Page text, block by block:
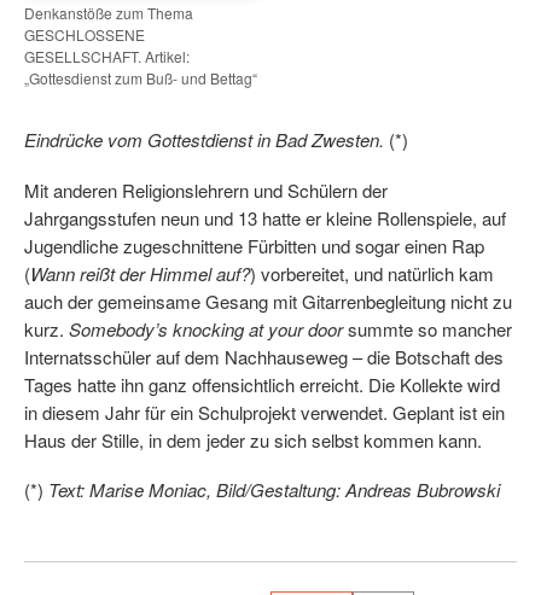
Denkanstöße zum Thema
GESCHLOSSENE
GESELLSCHAFT. Artikel:
„Gottesdienst zum Buß- und Bettag“
Eindrücke vom Gottestdienst in Bad Zwesten. (*)
Mit anderen Religionslehrern und Schülern der
Jahrgangsstufen neun und 13 hatte er kleine Rollenspiele, auf
Jugendliche zugeschnittene Fürbitten und sogar einen Rap
(Wann reißt der Himmel auf?) vorbereitet, und natür­lich kam
auch der gemeinsame Gesang mit Gitarrenbegleitung nicht zu
kurz. Somebody’s knocking at your doorsummte so mancher
Internatsschüler auf dem Nachhauseweg – die Botschaft des
Tages hatte ihn ganz offensichtlich erreicht. Die Kollekte wird
in diesem Jahr für ein Schulprojekt verwendet. Geplant ist ein
Haus der Stille, in dem jeder zu sich selbst kommen kann.
(*) Text: Marise Moniac, Bild/Gestaltung: Andreas Bubrowski